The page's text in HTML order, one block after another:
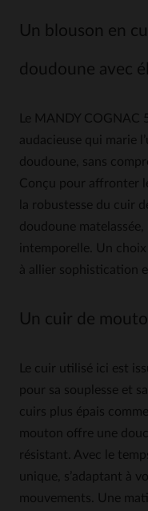
Un blouson en
doudoune avec
Le MANDY COGNAC
audacieuse qui marie
doudoune, sans
Conçu pour affronter
la robustesse du cuir
doudoune
intemporelle. Un
à allier sophistication
Un cuir de
Le cuir utilisé ici est
pour sa souplesse et
cuirs plus épais
mouton offre une
résistant. Avec le
unique, s’adaptant à
mouvements. Une